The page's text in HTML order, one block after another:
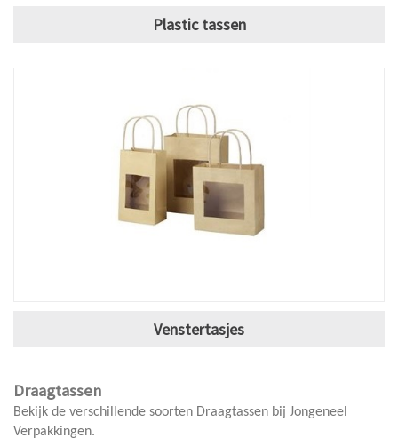
Plastic tassen
Venstertasjes
Draagtassen
Bekijk de verschillende soorten Draagtassen bij Jongeneel
Verpakkingen.